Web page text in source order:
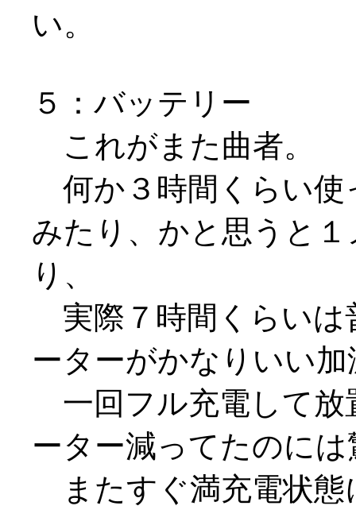
い。
５：バッテリー
これがまた曲者。
何か３時間くらい使
みたり、かと思うと
り、
実際７時間くらいは
ーターがかなりいい
一回フル充電して放
ーター減ってたのに
またすぐ満充電状態